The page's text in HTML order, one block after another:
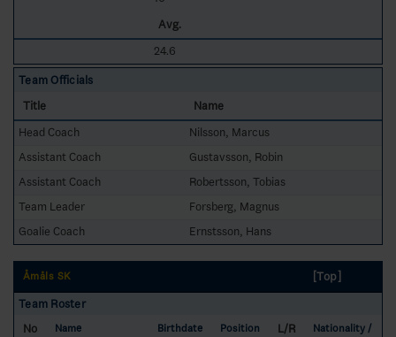
Avg.
24.6
Team Officials
Title
Name
Head Coach
Nilsson, Marcus
Assistant Coach
Gustavsson, Robin
Assistant Coach
Robertsson, Tobias
Team Leader
Forsberg, Magnus
Goalie Coach
Ernstsson, Hans
Åmåls SK
[Top]
Team Roster
No
Name Birthdate Position L/R
Nationality /